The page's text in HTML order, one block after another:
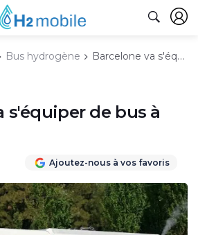
Bus hydrogène Barcelone va s'équiper de bus à hydrogène
s'équiper de bus à
Ajoutez-nous à vos favoris